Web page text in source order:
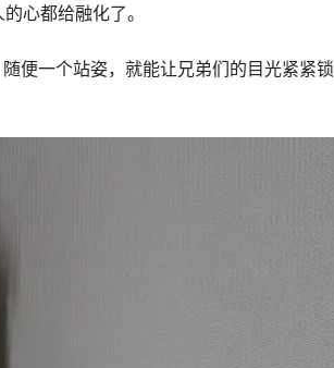
心都给融化了。
便一个站姿，就能让兄弟们的目光紧紧锁